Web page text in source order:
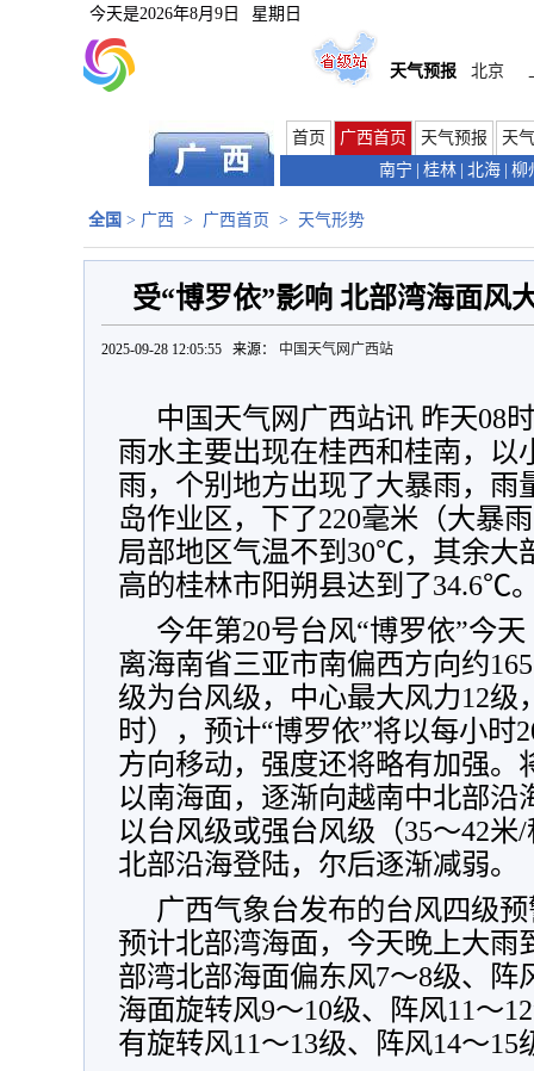
今天是2026年8月9日 星期日
天气预报 北京
首页 广西首页 天气预报
天
南宁
桂林 北海 柳
全国 > 广西 > 广西首页 > 天气形势
受“博罗依”影响 北部湾海面风
2025-09-28 12:05:55 来源： 中国天气网广西站
中国天气网广西站讯 昨天08
雨水主要出现在桂西和桂南，以
雨，个别地方出现了大暴雨，雨
岛作业区，下了220毫米（大暴
局部地区气温不到30℃，其余大
高的桂林市阳朔县达到了34.6℃
今年第20号台风“博罗依”今
离海南省三亚市南偏西方向约
级为台风级，中心最大风力12级
时），预计“博罗依”将以每小时
方向移动，强度还将略有加强。
以南海面，逐渐向越南中北部沿
以台风级或强台风级（35～42米
北部沿海登陆，尔后逐渐减弱。
广西气象台发布的台风四级
预计北部湾海面，今天晚上大雨
部湾北部海面偏东风7～8级、阵
海面旋转风9～10级、阵风11～
有旋转风11～13级、阵风14～15